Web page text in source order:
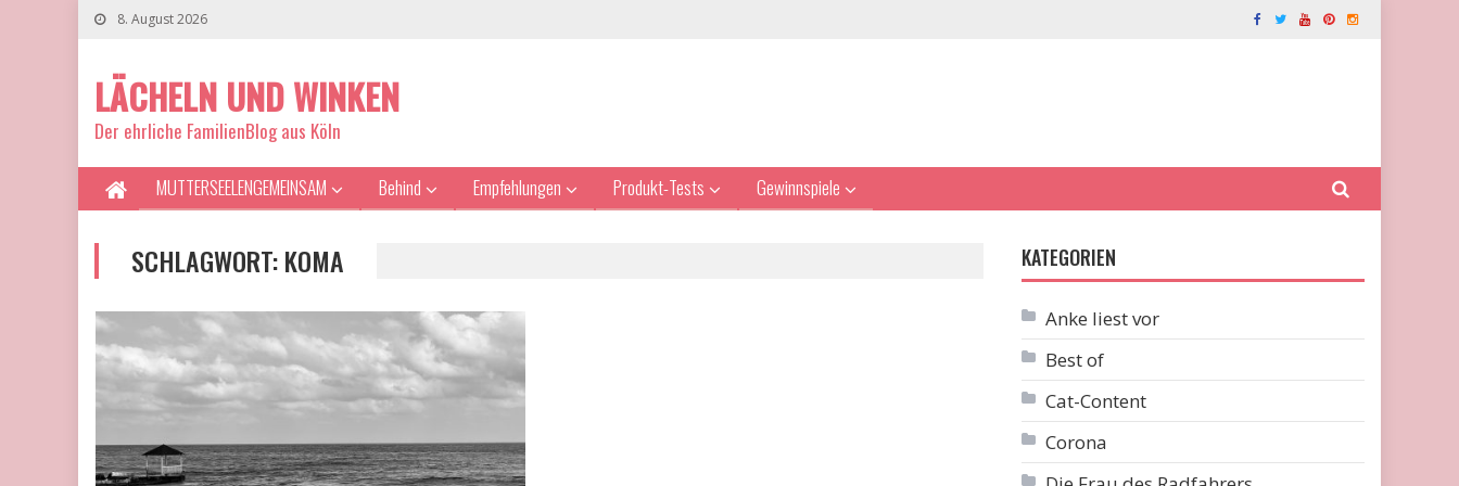
8. August 2026
LÄCHELN UND WINKEN
Der ehrliche FamilienBlog aus Köln
MUTTERSEELENGEMEINSAM Behind Empfehlungen Produkt-Tests Gewinnspiele
SCHLAGWORT:KOMA KATEGORIEN
Anke liest vor
Best of
Cat-Content
Corona